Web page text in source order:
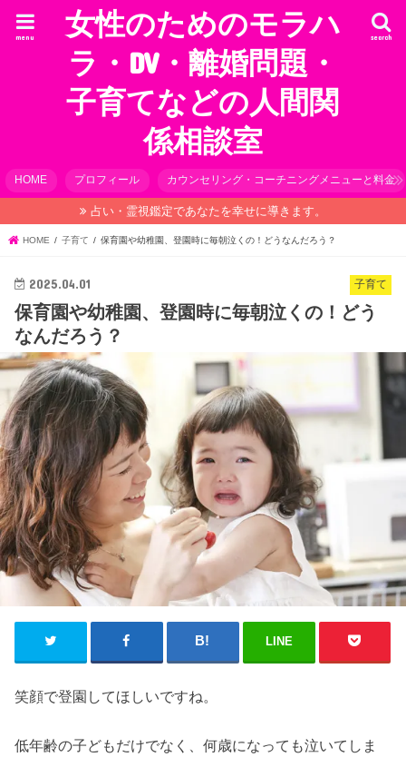
女性のためのモラハ
ラ・DV・離婚問題・
子育てなどの人間関
係相談室
search
menu
HOME プロフィール カウンセリング・コーチニングメニューと料金
占い・霊視鑑定であなたを幸せに導きます。
HOME 子育て 保育園や幼稚園、登園時に毎朝泣くの！どうなんだろう？
子育て
2025.04.01
保育園や幼稚園、登園時に毎朝泣くの！どう
なんだろう？
LINE
笑顔で登園してほしいですね。
低年齢の子どもだけでなく、何歳になっても泣いてしま